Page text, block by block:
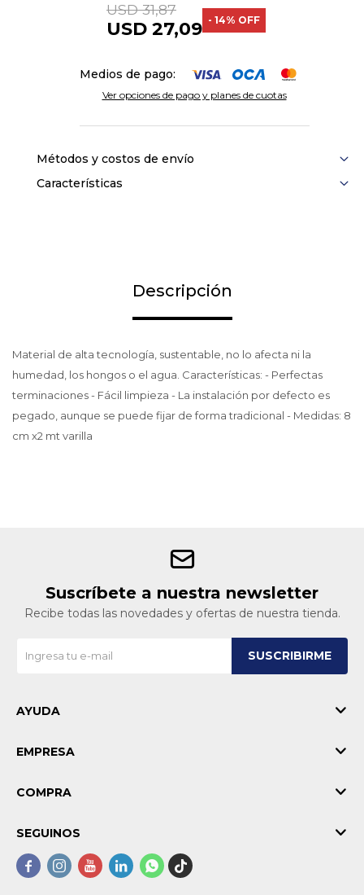
USD 27,09
USD 31,87
14
Medios de pago:
Ver opciones de pago y planes de cuotas
Métodos y costos de envío
Características
Descripción
Material de alta tecnología, sustentable, no lo afecta ni la
humedad, los hongos o el agua. Características: - Perfectas
terminaciones - Fácil limpieza - La instalación por defecto es
pegado, aunque se puede fijar de forma tradicional - Medidas: 8
cm x2 mt varilla
Suscríbete a nuestra newsletter
Recibe todas las novedades y ofertas de nuestra tienda.
SUSCRIBIRME
AYUDA
EMPRESA
COMPRA
SEGUINOS
    